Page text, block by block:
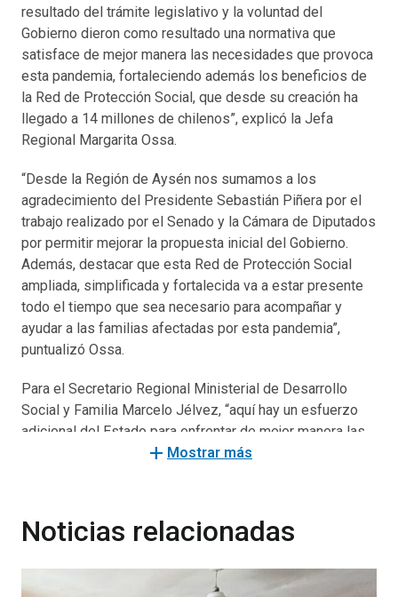
resultado del trámite legislativo y la voluntad del
Gobierno dieron como resultado una normativa que
satisface de mejor manera las necesidades que provoca
esta pandemia, fortaleciendo además los beneficios de
la Red de Protección Social, que desde su creación ha
llegado a 14 millones de chilenos”, explicó la Jefa
Regional Margarita Ossa.
“Desde la Región de Aysén nos sumamos a los
agradecimiento del Presidente Sebastián Piñera por el
trabajo realizado por el Senado y la Cámara de Diputados
por permitir mejorar la propuesta inicial del Gobierno.
Además, destacar que esta Red de Protección Social
ampliada, simplificada y fortalecida va a estar presente
todo el tiempo que sea necesario para acompañar y
ayudar a las familias afectadas por esta pandemia”,
puntualizó Ossa.
Para el Secretario Regional Ministerial de Desarrollo
Social y Familia Marcelo Jélvez, “aquí hay un esfuerzo
adicional del Estado para enfrentar de mejor manera las
cuarentenas que afectan a gran parte del país en este
con el Ingreso Familiar de Emergencia, el que también es
add Mostrar más
Noticias relacionadas